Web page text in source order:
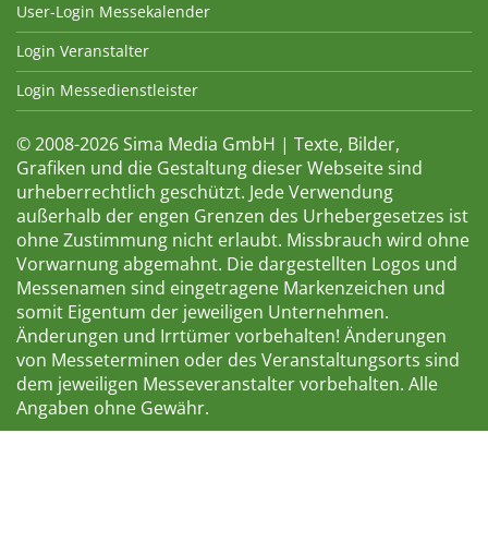
User-Login Messekalender
Login Veranstalter
Login Messedienstleister
© 2008-2026 Sima Media GmbH | Texte, Bilder,
Grafiken und die Gestaltung dieser Webseite sind
urheberrechtlich geschützt. Jede Verwendung
außerhalb der engen Grenzen des Urhebergesetzes ist
ohne Zustimmung nicht erlaubt. Missbrauch wird ohne
Vorwarnung abgemahnt. Die dargestellten Logos und
Messenamen sind eingetragene Markenzeichen und
somit Eigentum der jeweiligen Unternehmen.
Änderungen und Irrtümer vorbehalten! Änderungen
von Messeterminen oder des Veranstaltungsorts sind
dem jeweiligen Messeveranstalter vorbehalten. Alle
Angaben ohne Gewähr.